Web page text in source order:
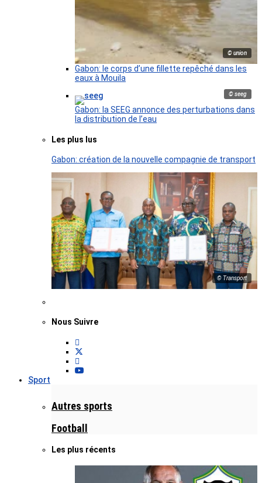
© union
Gabon: le corps d’une fillette repêché dans les
eaux à Mouila
© seeg
Gabon: la SEEG annonce des perturbations dans
la distribution de l’eau
Les plus lus
Gabon: création de la nouvelle compagnie de transport
© Transport
Nous Suivre
Sport
Autres sports
Football
Les plus récents